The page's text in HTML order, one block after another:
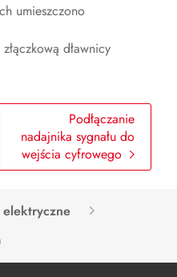
umieszczono
dławnicy
Podłączanie
nadajnika sygnału do
wejścia cyfrowego
elektryczne